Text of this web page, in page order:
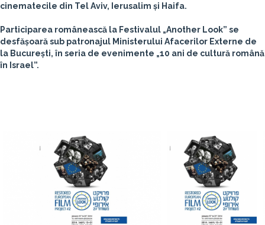
cinematecile din Tel Aviv, Ierusalim și Haifa.
Participarea românească la Festivalul „Another Look” se
desfășoară sub patronajul Ministerului Afacerilor Externe de
la București, în seria de evenimente „10 ani de cultură română
în Israel”.